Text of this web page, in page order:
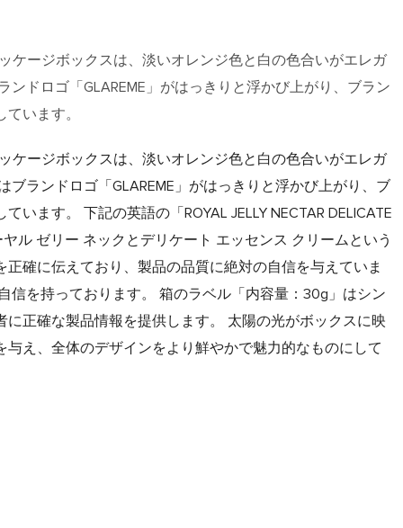
ケージボックスは、淡いオレンジ色と白の色合いがエレガ
ンドロゴ「GLAREME」がはっきりと浮かび上がり、ブラン
ています。
ケージボックスは、淡いオレンジ色と白の色合いがエレガ
ブランドロゴ「GLAREME」がはっきりと浮かび上がり、ブ
います。 下記の英語の「ROYAL JELLY NECTAR DELICATE
ヤル ゼリー ネックとデリケート エッセンス クリームという
正確に伝えており、製品の品質に絶対の自信を与えていま
信を持っております。 箱のラベル「内容量：30g」はシン
に正確な製品情報を提供します。 太陽の光がボックスに映
与え、全体のデザインをより鮮やかで魅力的なものにして